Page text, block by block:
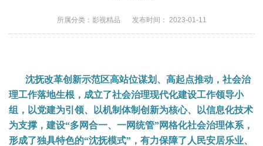
所属分类： 影视精品 发布时间： 2023-01-11
沈抚改革创新示范区高站位谋划、高起点推动，社会治
理工作落地生根，成立了社会治理现代化建设工作领导小
组，以党建为引领、以机制体制创新为核心、以信息化技术
为支撑，建设“多网合一、一网统管”网格化社会治理体系，
形成了独具特色的“沈抚模式”，有力保障了人民安居乐业、